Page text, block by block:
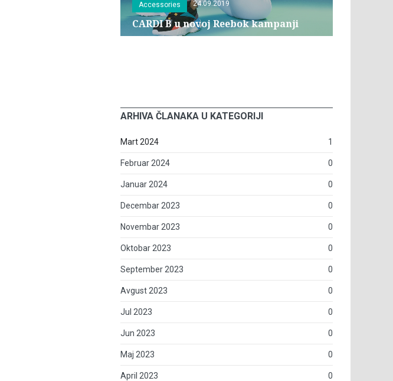
Accessories 24.09.2019
CARDI B u novoj Reebok kampanji
ARHIVA ČLANAKA U KATEGORIJI
Mart 2024 1
Februar 2024 0
Januar 2024 0
Decembar 2023 0
Novembar 2023 0
Oktobar 2023 0
September 2023 0
Avgust 2023 0
Jul 2023 0
Jun 2023 0
Maj 2023 0
April 2023 0